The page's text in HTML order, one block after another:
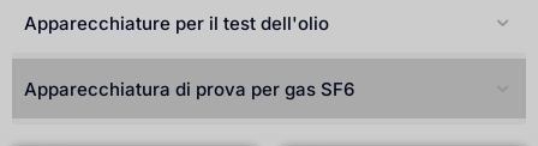
Apparecchiature per il test dell'olio
Apparecchiatura di prova per gas SF6
Slovenčina
Polski